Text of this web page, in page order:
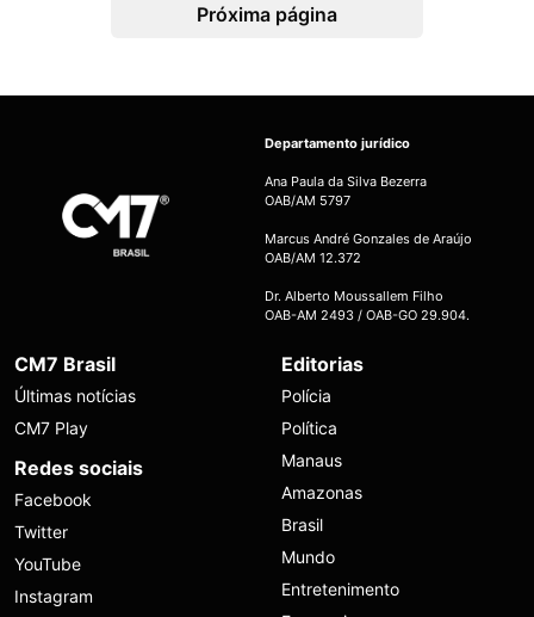
Próxima página
Departamento jurídico
Ana Paula da Silva Bezerra
OAB/AM 5797
Marcus André Gonzales de Araújo
OAB/AM 12.372
Dr. Alberto Moussallem Filho
OAB-AM 2493 / OAB-GO 29.904.
CM7 Brasil
Últimas notícias
CM7 Play
Redes sociais
Facebook
Twitter
YouTube
Instagram
Editorias
Polícia
Política
Manaus
Amazonas
Brasil
Mundo
Entretenimento